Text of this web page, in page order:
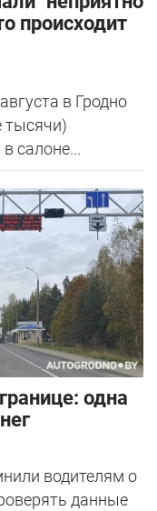
происходит
в Гродно
тысячи)
салоне...
одна
водителям о
данные